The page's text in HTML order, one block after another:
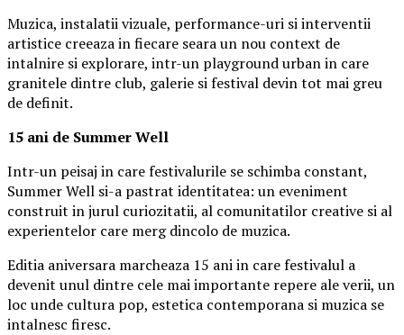
Muzica, instalatii vizuale, performance-uri si interventii
artistice creeaza in fiecare seara un nou context de
intalnire si explorare, intr-un playground urban in care
granitele dintre club, galerie si festival devin tot mai greu
de definit.
15 ani de Summer Well
Intr-un peisaj in care festivalurile se schimba constant,
Summer Well si-a pastrat identitatea: un eveniment
construit in jurul curiozitatii, al comunitatilor creative si al
experientelor care merg dincolo de muzica.
Editia aniversara marcheaza 15 ani in care festivalul a
devenit unul dintre cele mai importante repere ale verii, un
loc unde cultura pop, estetica contemporana si muzica se
intalnesc firesc.